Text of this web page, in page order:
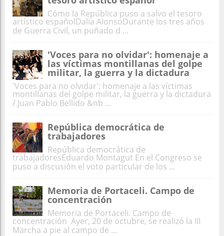
Cómo la República puso a salvo el tesoro
artístico españolDalia AlonsoDurante los tres años
de Guerra Civil, un puñado d ...
'Voces para no olvidar': homenaje a
las víctimas montillanas del golpe
militar, la guerra y la dictadura
'Voces para no olvidar': homenaje a las víctimas
montillanas del golpe militar, la guerra y la dictadura
/ Juan Pablo Bellido &nb ...
República democrática de
trabajadores
República democrática de
trabajadoresEduardo Montagut En el Congreso se
puso a discusión el voto particular de los ...
Memoria de Portaceli. Campo de
concentración
Memoria de Portaceli. Campo de
concentración Ayer, 20 de octubre, se realizó la III
Marcha a pie al campo de ...